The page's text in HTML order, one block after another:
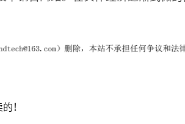
！